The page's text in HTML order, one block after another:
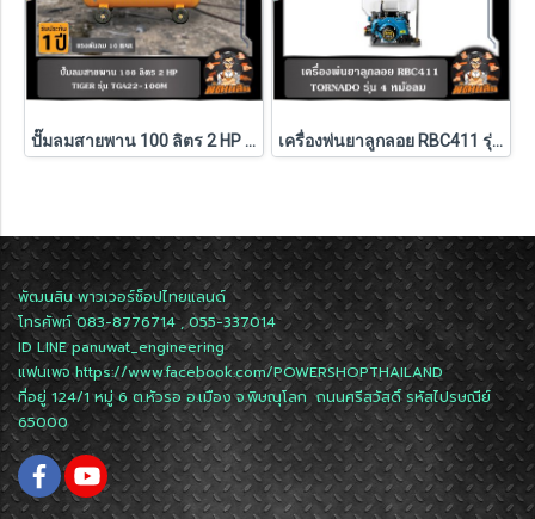
ปั๊มลมสายพาน 100 ลิตร 2 HP รุ่น TGA22-100M TIGER , 150 ลิตร 3 HP รุ่น TGA33-150M TIGER เครื่องพ่นยาลูกลอย RBC411 รุ่น 4 หม้อลม TORNADO
พัฒนสิน พาวเวอร์ช็อปไทยแลนด์
โทรศัพท์ 083-8776714 , 055-337014
ID LINEpanuwat_engineering
แฟนเพจhttps://www.facebook.com/POWERSHOPTHAILAND
ที่อยู่ 124/1 หมู่ 6 ต.หัวรอ อ.เมือง จ.พิษณุโลก ถนนศรีสวัสดิ์ รหัสไปรษณีย์
65000